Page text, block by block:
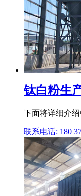
钛白粉生
下面将详细介
联系电话: 180